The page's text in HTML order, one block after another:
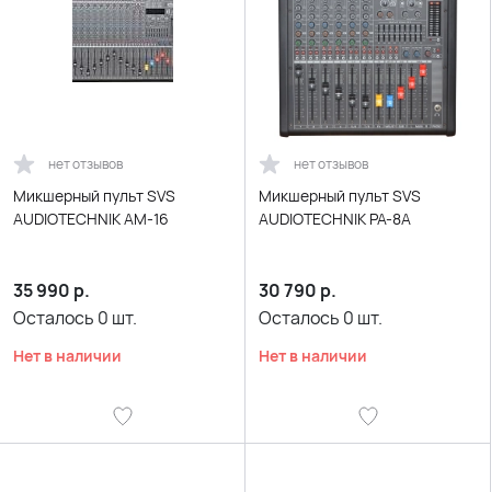
нет отзывов
Микшерный пульт SVS
AUDIOTECHNIK AM-16
35 990 р.
Осталось 0 шт.
Нет в наличии
нет отзывов
Микшерный пульт SVS
AUDIOTECHNIK PA-8A
30 790 р.
Осталось 0 шт.
Нет в наличии